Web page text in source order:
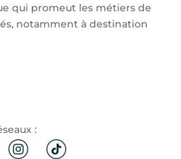
qui promeut les métiers de
notamment à destination
: